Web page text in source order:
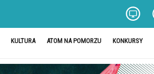
KULTURA ATOM NA POMORZU KONKURSY